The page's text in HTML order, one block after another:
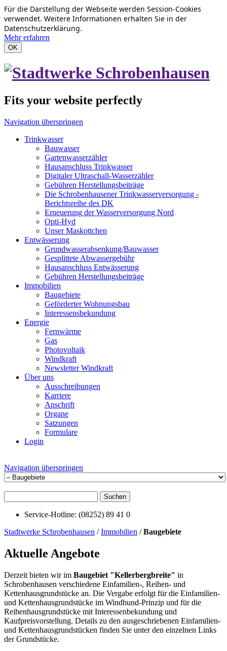
Für die Darstellung der Webseite werden Session-Cookies
verwendet. Weitere Informationen erhalten Sie in der
Datenschutzerklärung.
Mehr erfahren
OK
Fits your website perfectly
Navigation überspringen
Trinkwasser
Bauwasser
Gartenwasserzähler
Hausanschluss Trinkwasser
Digitaler Ultraschall-Wasserzähler
Gebühren Herstellungsbeiträge
Die Schrobenhausener Trinkwasserversorgung -
Berichtsreihe des DK
Erneuerung der Wasserversorgung Nord
Opti-Hyd
Unser Maskottchen
Entwässerung
Grundwasserabsenkung/Bauwasser
Gesplittete Abwassergebühr
Hausanschluss Entwässerung
Gebühren Herstellungsbeiträge
Immobilien
Baugebiete
Geförderter Wohnungsbau
Interessensbekundung
Energie
Fernwärme
Gas
Photovoltaik
Windkraft
Newsletter Windkraft
Über uns
Ausschreibungen
Karriere
Anschrift
Organe
Satzungen
Formulare
Login
Navigation überspringen
Suchen
Service-Hotline: (08252) 89 41 0
Stadtwerke Schrobenhausen /Immobilien /Baugebiete
Aktuelle Angebote
Derzeit bieten wir im Baugebiet "Kellerbergbreite" in
Schrobenhausen verschiedene Einfamilien-, Reihen- und
Kettenhausgrundstücke an. Die Vergabe erfolgt für die Einfamilien-
und Kettenhausgrundstücke im Windhund-Prinzip und für die
Reihenhausgrundstücke mit Interessenbekundung und
Kaufpreisvorstellung. Details zu den ausgeschriebenen Einfamilien-
und Kettenhausgrundstücken finden Sie unter den einzelnen Links
der Grundstücke.